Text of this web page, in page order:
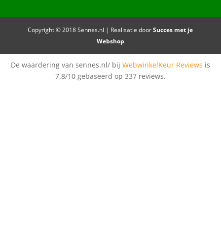
Copyright © 2018 Sennes.nl | Realisatie doorSucces met je
Webshop
De waardering van sennes.nl/ bij WebwinkelKeur Reviews is
7.8/10 gebaseerd op 337 reviews.